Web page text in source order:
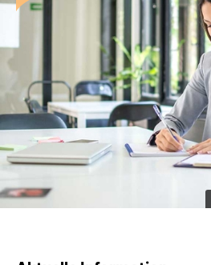
Leichte Sprache
Gebärdensprache